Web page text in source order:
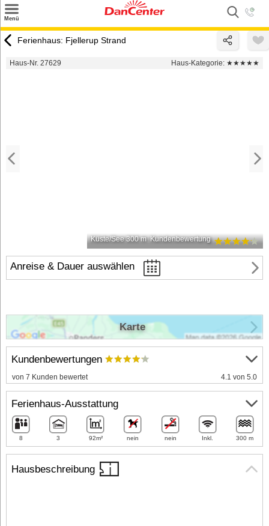
Menü
Urlaubsziele
Ferienhaus: Fjellerup Strand
Haus-Nr. 27629 Haus-Kategorie: ★★★★★
Küste/See 300 m Kundenbewertung
Anreise & Dauer auswählen
Hausbeschreibung
Kundenbewertungen
von 7 Kunden bewertet 4.1 von 5.0
Ferienhaus-Ausstattung
8 3 92m² nein nein Inkl. 300 m
Karte